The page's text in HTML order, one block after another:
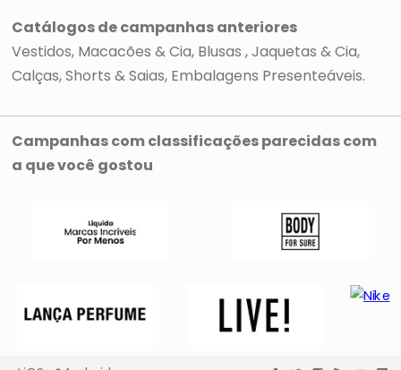
Catálogos de campanhas anteriores
Vestidos, Macacões & Cia Blusas Jaquetas & Cia
Calças Shorts & Saias Embalagens Presenteáveis
Campanhas com classificações parecidas com
a que você gostou